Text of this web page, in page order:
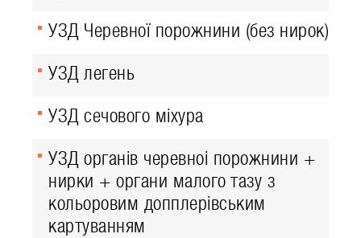
УЗД Черевної порожнини (без нирок)
УЗД легень
УЗД сечового міхура
УЗД органів черевноі порожнини +
нирки + органи малого тазу з
кольоровим допплерівським
картуванням